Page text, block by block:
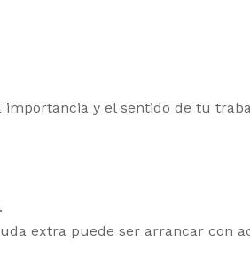
y el sentido de tu
extra puede ser arrancar con